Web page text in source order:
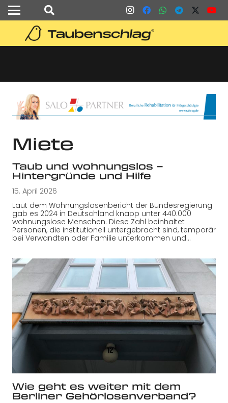
Miete
Taub und wohnungslos –
Hintergründe und Hilfe
15. April 2026
Laut dem Wohnungslosenbericht der Bundesregierung
gab es 2024 in Deutschland knapp unter 440.000
wohnungslose Menschen. Diese Zahl beinhaltet
Personen, die institutionell untergebracht sind, temporär
bei Verwandten oder Familie unterkommen und…
Wie geht es weiter mit dem
Berliner Gehörlosenverband?